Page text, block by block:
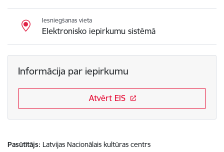
Iesniegšanas vieta
Elektronisko iepirkumu sistēmā
Informācija par iepirkumu
Atvērt EIS
Pasūtītājs Latvijas Nacionālais kultūras centrs